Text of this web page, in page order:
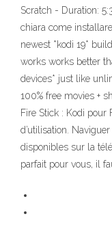
Scratch - Duration:
chiara come
newest *kodi 19*
works works better
devices* just like
100% free movies +
Fire Stick : Kodi
d’utilisation.
disponibles sur la
parfait pour vous, il